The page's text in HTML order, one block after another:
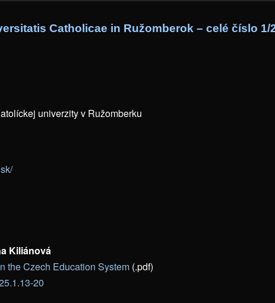
Catholicae in Ružomberok – celé číslo 1/
univerzity v Ružomberku
Kiliánová
the Czech Education System (.pdf)
20